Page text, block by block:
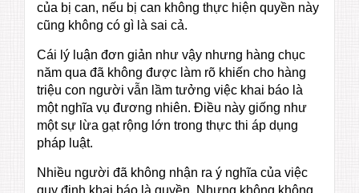
của bị can, nếu bị can không thực hiện quyền này
cũng không có gì là sai cả.
Cái lý luận đơn giản như vậy nhưng hàng chục
năm qua đã không được làm rõ khiến cho hàng
triệu con người vẫn lầm tưởng việc khai báo là
một nghĩa vụ đương nhiên. Điều này giống như
một sự lừa gạt rộng lớn trong thực thi áp dụng
pháp luật.
Nhiều người đã không nhận ra ý nghĩa của việc